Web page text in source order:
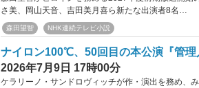
さ美、岡山天音、吉田美月喜ら新たな出演者8名…
森田望智 NHK連続テレビ小説
ナイロン100℃、50回目の本公演『管理
2026年7月9日 17時00分
ケラリーノ・サンドロヴィッチが作・演出を務め、